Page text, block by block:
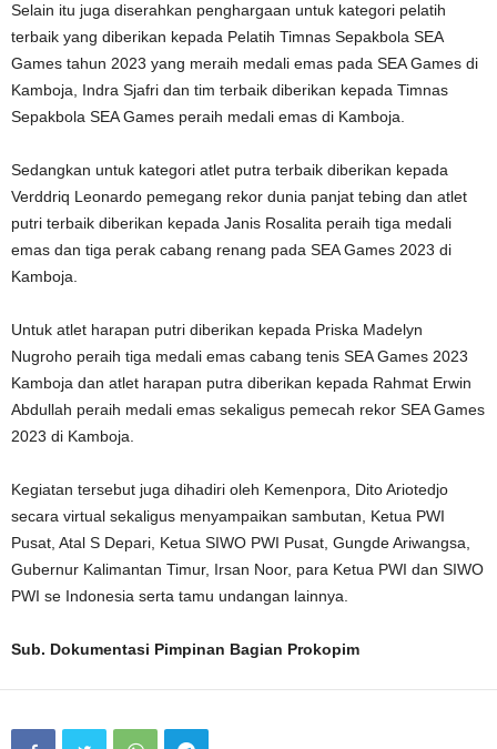
Selain itu juga diserahkan penghargaan untuk kategori pelatih
terbaik yang diberikan kepada Pelatih Timnas Sepakbola SEA
Games tahun 2023 yang meraih medali emas pada SEA Games di
Kamboja, Indra Sjafri dan tim terbaik diberikan kepada Timnas
Sepakbola SEA Games peraih medali emas di Kamboja.
Sedangkan untuk kategori atlet putra terbaik diberikan kepada
Verddriq Leonardo pemegang rekor dunia panjat tebing dan atlet
putri terbaik diberikan kepada Janis Rosalita peraih tiga medali
emas dan tiga perak cabang renang pada SEA Games 2023 di
Kamboja.
Untuk atlet harapan putri diberikan kepada Priska Madelyn
Nugroho peraih tiga medali emas cabang tenis SEA Games 2023
Kamboja dan atlet harapan putra diberikan kepada Rahmat Erwin
Abdullah peraih medali emas sekaligus pemecah rekor SEA Games
2023 di Kamboja.
Kegiatan tersebut juga dihadiri oleh Kemenpora, Dito Ariotedjo
secara virtual sekaligus menyampaikan sambutan, Ketua PWI
Pusat, Atal S Depari, Ketua SIWO PWI Pusat, Gungde Ariwangsa,
Gubernur Kalimantan Timur, Irsan Noor, para Ketua PWI dan SIWO
PWI se Indonesia serta tamu undangan lainnya.
Sub. Dokumentasi Pimpinan Bagian Prokopim